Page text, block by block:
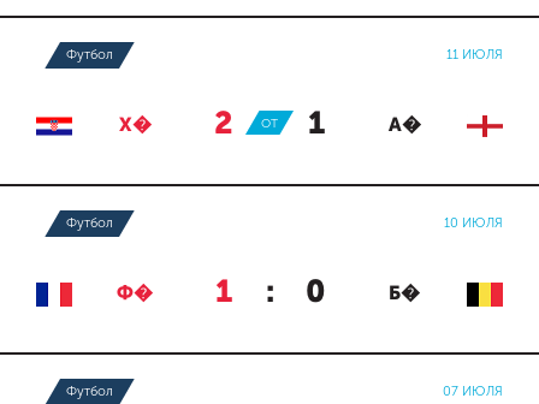
Футбол 11 ИЮЛЯ
Х� 2 : 1 А�
ОТ
Футбол 10 ИЮЛЯ
Ф� 1 : 0 Б�
Футбол 07 ИЮЛЯ